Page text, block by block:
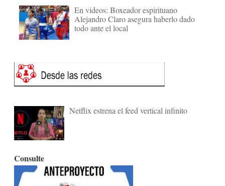
En videos: Boxeador espirituano
Alejandro Claro asegura haberlo dado
todo ante el local
Netflix estrena el feed vertical infinito
Consulte